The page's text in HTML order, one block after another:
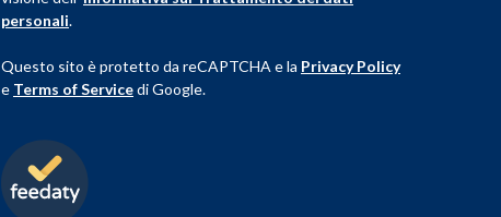
personali.
Questo sito è protetto da reCAPTCHA e la Privacy Policy
e Terms of Servicedi Google.